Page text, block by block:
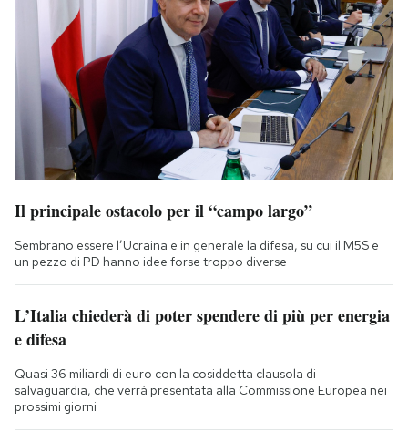
Il principale ostacolo per il “campo largo”
Sembrano essere l’Ucraina e in generale la difesa, su cui il M5S e
un pezzo di PD hanno idee forse troppo diverse
L’Italia chiederà di poter spendere di più per energia
e difesa
Quasi 36 miliardi di euro con la cosiddetta clausola di
salvaguardia, che verrà presentata alla Commissione Europea nei
prossimi giorni